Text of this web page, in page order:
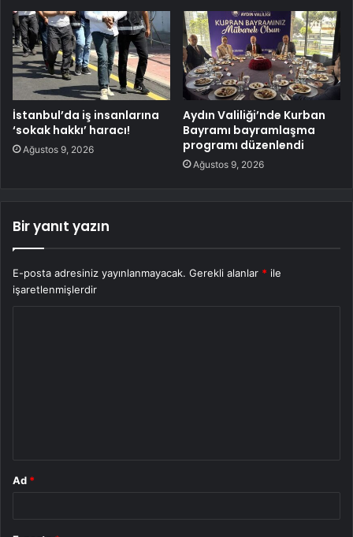
İstanbul’da iş insanlarına
‘sokak hakkı’ haracı!
Ağustos 9, 2026
Aydın Valiliği’nde Kurban
Bayramı bayramlaşma
programı düzenlendi
Ağustos 9, 2026
Bir yanıt yazın
E-posta adresiniz yayınlanmayacak. Gerekli alanlar * ile
işaretlenmişlerdir
Ad *